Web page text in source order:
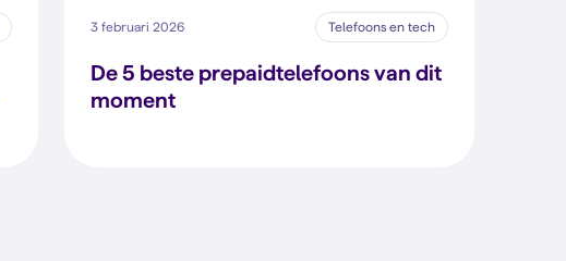
3 februari 2026 Telefoons en tech
De 5 beste prepaidtelefoons van dit
moment